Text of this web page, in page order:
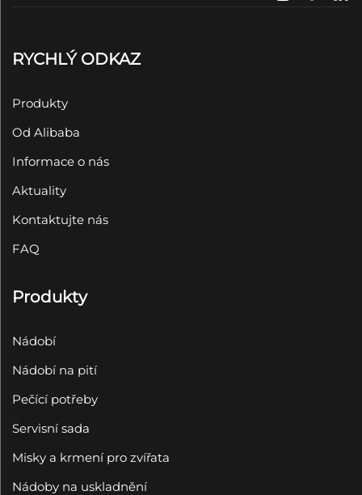
RYCHLÝ ODKAZ
Produkty
Od Alibaba
Informace o nás
Aktuality
Kontaktujte nás
FAQ
Produkty
Nádobí
Nádobí na pití
Pečící potřeby
Servisní sada
Misky a krmení pro zvířata
Nádoby na uskladnění